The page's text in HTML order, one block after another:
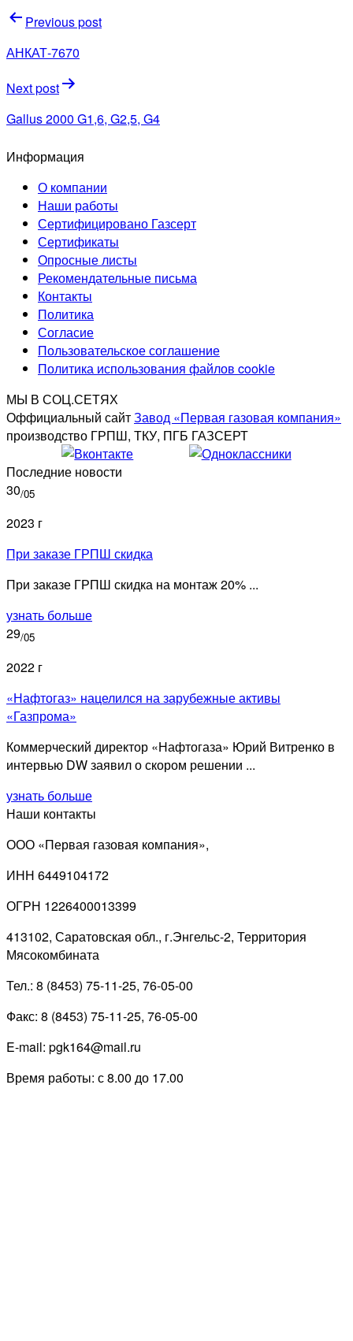
Навигация
по
записям
Previous post
АНКАТ-7670
Next post
Gallus 2000 G1,6, G2,5, G4
Информация
О компании
Наши работы
Сертифицировано Газсерт
Сертификаты
Опросные листы
Рекомендательные письма
Контакты
Политика
Согласие
Пользовательское соглашение
Политика использования файлов cookie
МЫ В СОЦ.СЕТЯХ
Оффициальный сайтЗавод «Первая газовая компания»
производство ГРПШ, ТКУ, ПГБ ГАЗСЕРТ
Последние новости
30/05
2023 г
При заказе ГРПШ скидка
При заказе ГРПШ скидка на монтаж 20% ...
узнать больше
29/05
2022 г
«Нафтогаз» нацелился на зарубежные активы
«Газпрома»
Коммерческий директор «Нафтогаза» Юрий Витренко в
интервью DW заявил о скором решении ...
узнать больше
Наши контакты
ООО «Первая газовая компания»,
ИНН 6449104172
ОГРН 1226400013399
413102, Саратовская обл., г.Энгельс-2, Территория
Мясокомбината
Тел.: 8 (8453) 75-11-25, 76-05-00
Факс: 8 (8453) 75-11-25, 76-05-00
E-mail: pgk164@mail.ru
Время работы: с 8.00 до 17.00